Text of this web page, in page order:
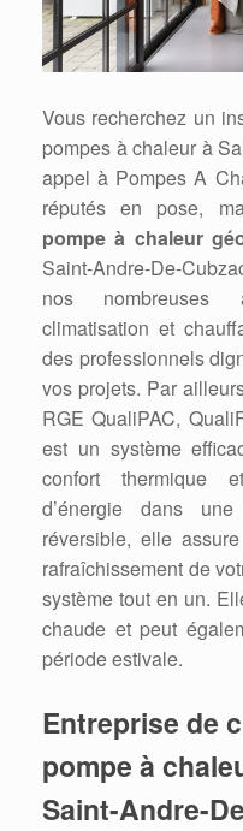
Vous recherchez un
pompes à chaleur à
appel à Pompes A
réputés en pose,
pompe à chaleur
Saint-Andre-De-
nos nombreuses
climatisation et
des professionnels
vos projets. Par
RGE QualiPAC,
est un système
confort thermique
d’énergie dans
réversible, elle
rafraîchissement de
système tout en un.
chaude et peut
période estivale.
Entreprise de
pompe à
Saint-Andre-